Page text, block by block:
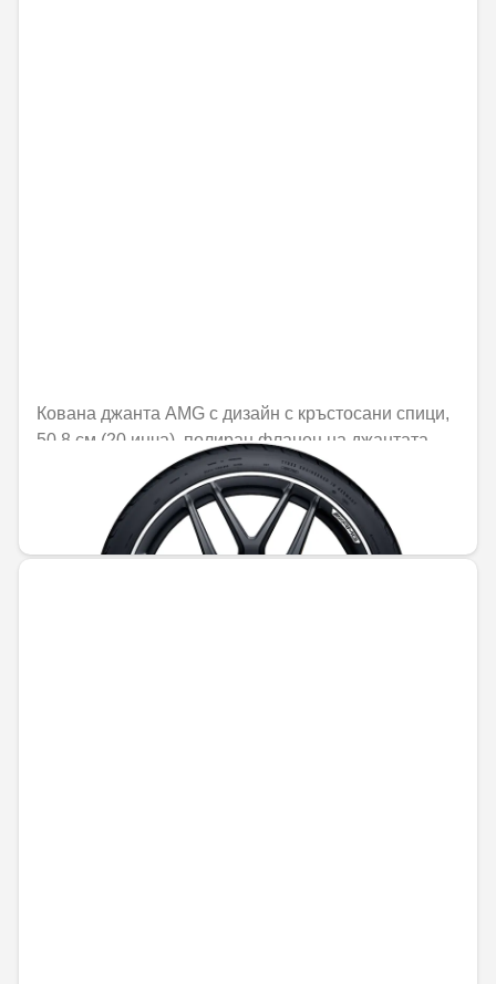
Кована джанта AMG с дизайн с кръстосани спици,
50,8 см (20 инча), полиран фланец на джантата
Не е налично онлайн
2498,82 € / 4887,27 лв.